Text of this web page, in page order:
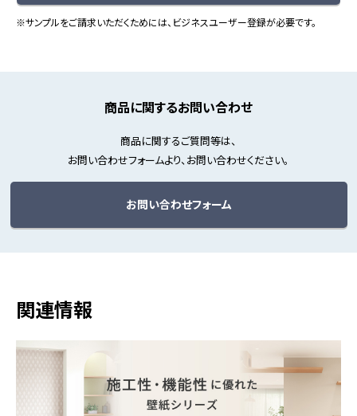
※サンプルをご請求いただくためには、ビジネスユーザー登録が必要です。
商品に関するお問い合わせ
商品に関するご質問等は、
お問い合わせフォームより、お問い合わせください。
お問い合わせフォーム
関連情報